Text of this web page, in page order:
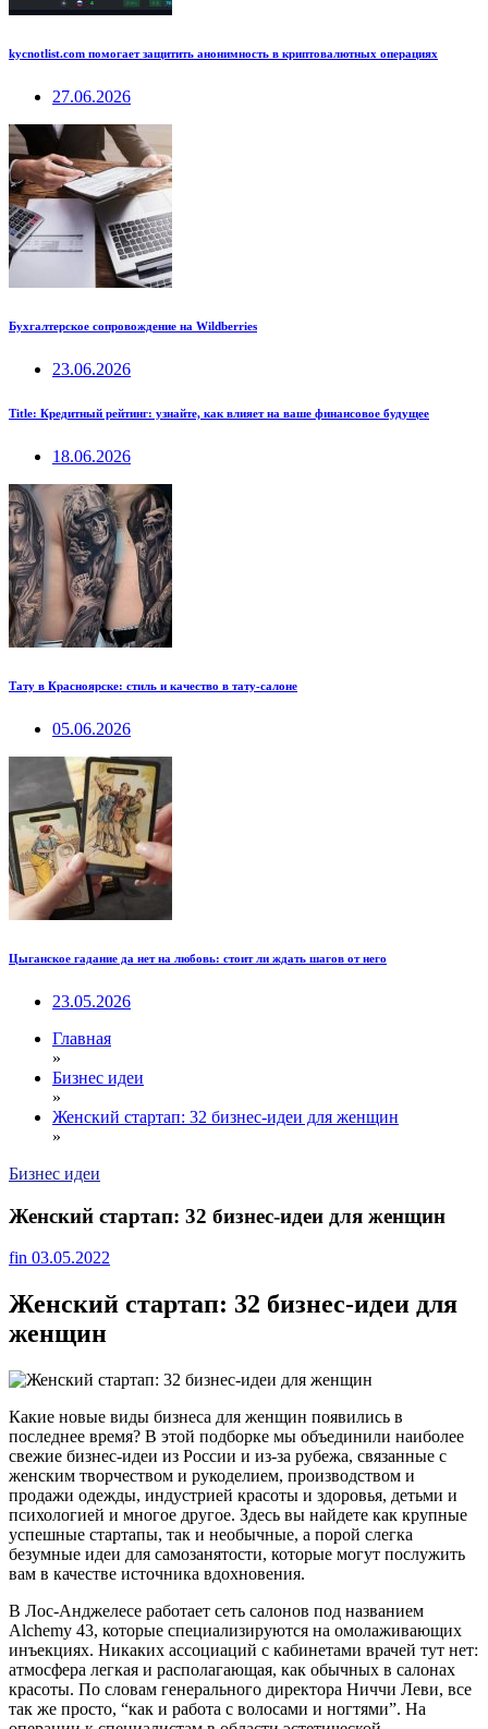
kycnotlist.com помогает защитить анонимность в криптовалютных операциях
27.06.2026
Бухгалтерское сопровождение на Wildberries
23.06.2026
Title: Кредитный рейтинг: узнайте, как влияет на ваше финансовое будущее
18.06.2026
Тату в Красноярске: стиль и качество в тату-салоне
05.06.2026
Цыганское гадание да нет на любовь: стоит ли ждать шагов от него
23.05.2026
Главная
»
Бизнес идеи
»
Женский стартап: 32 бизнес-идеи для женщин
»
Бизнес идеи
Женский стартап: 32 бизнес-идеи для женщин
fin 03.05.2022
Женский стартап: 32 бизнес-идеи для
женщин
Какие новые виды бизнеса для женщин появились в
последнее время? В этой подборке мы объединили наиболее
свежие бизнес-идеи из России и из-за рубежа, связанные с
женским творчеством и рукоделием, производством и
продажи одежды, индустрией красоты и здоровья, детьми и
психологией и многое другое. Здесь вы найдете как крупные
успешные стартапы, так и необычные, а порой слегка
безумные идеи для самозанятости, которые могут послужить
вам в качестве источника вдохновения.
В Лос-Анджелесе работает сеть салонов под названием
Alchemy 43, которые специализируются на омолаживающих
инъекциях. Никаких ассоциаций с кабинетами врачей тут нет:
атмосфера легкая и располагающая, как обычных в салонах
красоты. По словам генерального директора Ниччи Леви, все
так же просто, “как и работа с волосами и ногтями”. На